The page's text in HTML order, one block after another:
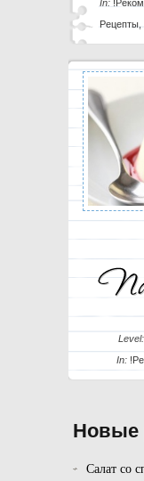
In:
Рецепты,
Level:
In:
Новые
Салат со